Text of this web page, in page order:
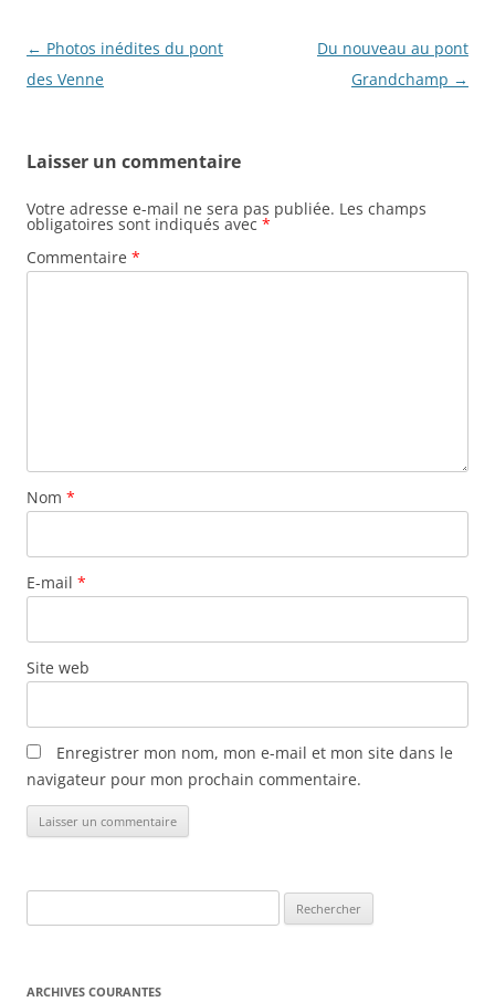
N
a
g
a
t
i
t
c
e
s
← Photos inédites du pont
des Venne
Du nouveau au pont
Grandchamp →
Laisser un commentaire
Votre adresse e-mail ne sera pas publiée. Les champs
obligatoires sont indiqués avec *
Commentaire *
Nom *
E-mail *
Site web
Enregistrer mon nom, mon e-mail et mon site dans le
navigateur pour mon prochain commentaire.
ARCHIVES COURANTES